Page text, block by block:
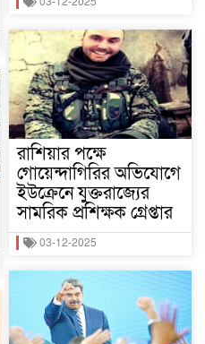
রাশিয়ার পক্ষে
গোয়েন্দাগিরির অভিযোগে
ইউক্রেনে যুক্তরাজ্যের
সামরিক প্রশিক্ষক গ্রেপ্তার
03-12-2025